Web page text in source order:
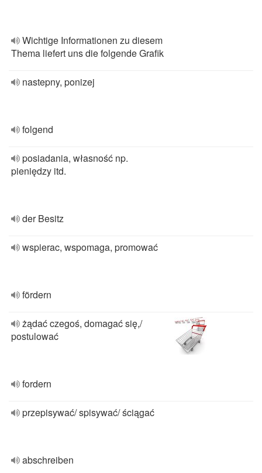
Wichtige Informationen zu diesem
Thema liefert uns die folgende Grafik
nastepny, ponizej
folgend
posiadania, własność np.
pieniędzy itd.
der Besitz
wspierac, wspomaga, promować
fördern
żądać czegoś, domagać się,/
postulować
fordern
przepisywać/ spisywać/ ściągać
abschreiben